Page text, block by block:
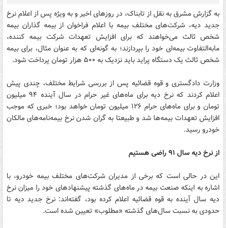
به گزارش مشرق به نقل از تابناک، در روز‌های اخیر و به ویژه پس از اعلام نرخ
جدید دیه، شرکت‌های مختلف بیمه با اعلام فراخوان از بیمه گذاران بیمه
شخص ثالث می‌خواهند که برای افزایش تعهدات شرکت بیمه کننده،
مابه‌التفاوت بیمه‌ای خود را بپردازند؛ به گونه‌ای که به عنوان مثال، برای بیمه
شخص ثالث یک دستگاه پراید باید نزدیک به ۵۰۰ هزار تومان پرداخت شود.
وزارت دادگستری و قوه قضائیه پس از بررسی شرایط مختلف، چندی پیش
اعلام کردند که نرخ دیه برای ماه‌های غیر حرام در سال آینده ۹۴ میلیون
تومان و برای ماه‌های حرام ۱۲۶ میلیون تومان خواهد بود؛ خبری که موجب
افزایش تعهدات بیمه‌ها شد و طبیعتا به گران شدن نرخ بیمه‌نامه‌های مالکان
خودرو رسید.
از نرخ دیه سال ۹۱ راضی هستیم
این در حالی است که برخی از مدیران شرکت‌های مختلف بیمه خودرو، با
اشاره به اینکه صنعت بیمه در ماه‌های گذشته پیشنهادهای خود را میزان نرخ
دیه سال آینده به قوه قضائیه اعلام کرده بود، گفته‌اند: نرخ جدید دیه تا
حدودی به نسبت سال‌های گذشته «مطلوب» تعیین شده است.